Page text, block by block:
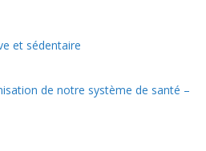
et sédentaire
de notre système de santé –